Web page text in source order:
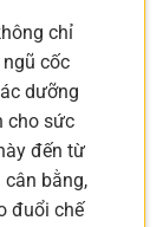
chỉ
cốc
dưỡng
cho sức
đến từ
bằng,
đuổi chế